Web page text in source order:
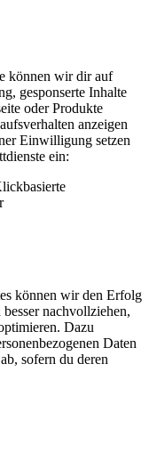
können wir dir auf
gesponserte Inhalte
oder Produkte
anzeigen
Einwilligung setzen
ein:
können wir den Erfolg
nachvollziehen,
Dazu
Daten
sofern du deren